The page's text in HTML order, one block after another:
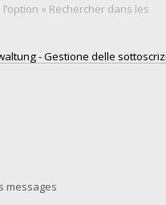
« Rechercher dans les
messages